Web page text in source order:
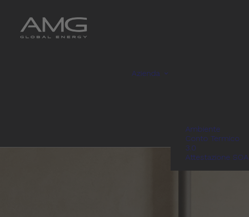
Azienda
Ambiente
Conto Termico
3.0
Attestazione SOA